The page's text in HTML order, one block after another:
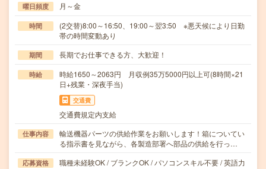
曜日頻度 月～金
時間
(2交替)8:00～16:50、19:00～翌3:50 ※悪天候により日勤
帯の時間変動あり
期間 長期でお仕事できる方、大歓迎！
時給
時給1650～2063円 月収例35万5000円以上可(8時間×21
日+残業・深夜手当)
交通費
交通費規定内支給
仕事内容
輸送機器パーツの供給作業をお願いします！箱についてい
る指示書を見ながら、各製造部署へ部品の供給を行っ…
応募資格
職種未経験OK / ブランクOK / パソコンスキル不要 / 英語力